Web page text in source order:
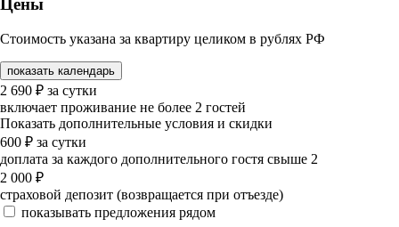
Цены
Стоимость указана за квартиру целиком в рублях РФ
показать календарь
2 690 ₽ за сутки
включает проживание не более 2 гостей
Показать дополнительные условия и скидки
600 ₽ за сутки
доплата за каждого дополнительного гостя свыше 2
2 000 ₽
страховой депозит (возвращается при отъезде)
показывать предложения рядом